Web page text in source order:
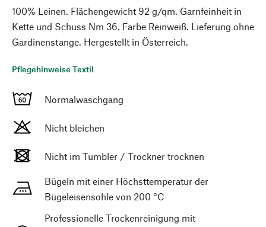
100% Leinen. Flächengewicht 92 g/qm. Garnfeinheit in
Kette und Schuss Nm 36. Farbe Reinweiß. Lieferung ohne
Gardinenstange. Hergestellt in Österreich.
Pflegehinweise Textil
Normalwaschgang
Nicht bleichen
Nicht im Tumbler / Trockner trocknen
Bügeln mit einer Höchsttemperatur der
Bügeleisensohle von 200 °C
Professionelle Trockenreinigung mit